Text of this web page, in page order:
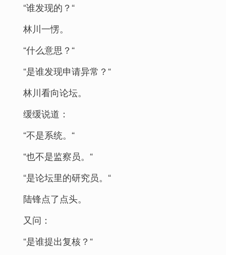
“谁发现的？“
林川一愣。
“什么意思？“
“是谁发现申请异常？“
林川看向论坛。
缓缓说道：
“不是系统。“
“也不是监察员。“
“是论坛里的研究员。“
陆锋点了点头。
又问：
“是谁提出复核？“